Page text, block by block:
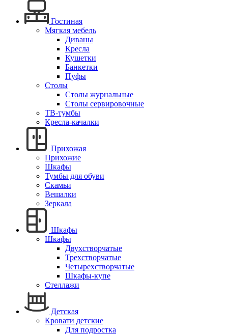
Гостиная
Мягкая мебель
Диваны
Кресла
Кушетки
Банкетки
Пуфы
Столы
Столы журнальные
Столы сервировочные
ТВ-тумбы
Кресла-качалки
Прихожая
Прихожие
Шкафы
Тумбы для обуви
Скамьи
Вешалки
Зеркала
Шкафы
Шкафы
Двухстворчатые
Трехстворчатые
Четырехстворчатые
Шкафы-купе
Стеллажи
Детская
Кровати детские
Для подростка